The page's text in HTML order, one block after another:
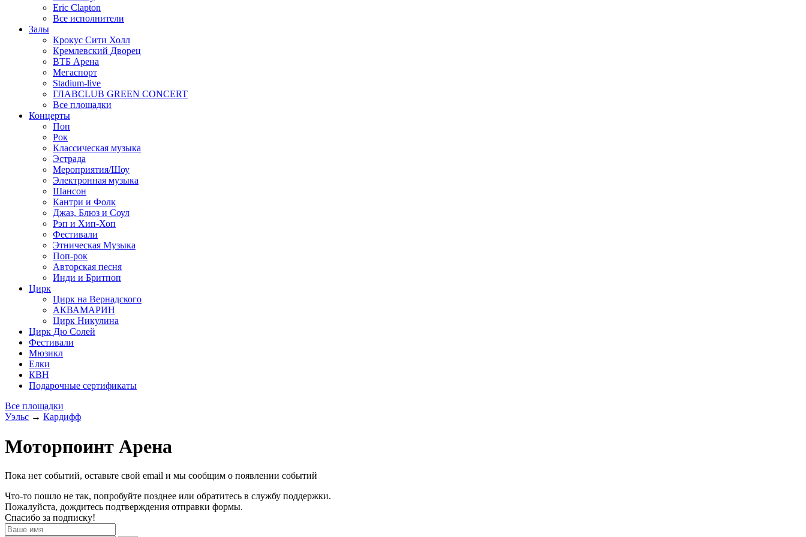
Eric Clapton
Все исполнители
Залы
Крокус Сити Холл
Кремлевский Дворец
ВТБ Арена
Мегаспорт
Stadium-live
ГЛАВCLUB GREEN CONCERT
Все площадки
Концерты
Поп
Рок
Классическая музыка
Эстрада
Мероприятия/Шоу
Электронная музыка
Шансон
Кантри и Фолк
Джаз, Блюз и Соул
Рэп и Хип-Хоп
Фестивали
Этническая Музыка
Поп-рок
Авторская песня
Инди и Бритпоп
Цирк
Цирк на Вернадского
АКВАМАРИН
Цирк Никулина
Цирк Дю Солей
Фестивали
Мюзикл
Елки
КВН
Подарочные сертификаты
Все площадки
Уэльс → Кардифф
Моторпоинт Арена
Пока нет событий, оставьте свой email и мы сообщим о появлении событий
Что-то пошло не так, попробуйте позднее или обратитесь в службу поддержки.
Пожалуйста, дождитесь подтверждения отправки формы.
Спасибо за подписку!